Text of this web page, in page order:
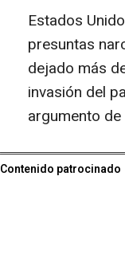
Estados
presuntas
dejado más
invasión del
argumento
Contenido patrocinado